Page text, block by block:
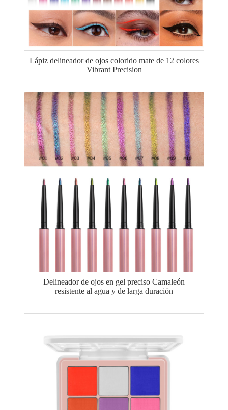
Lápiz delineador de ojos colorido mate de 12 colores
Vibrant Precision
Delineador de ojos en gel preciso Camaleón
resistente al agua y de larga duración